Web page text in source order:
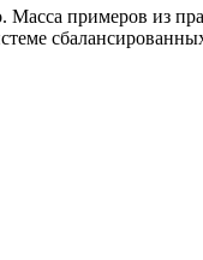
Масса примеров из